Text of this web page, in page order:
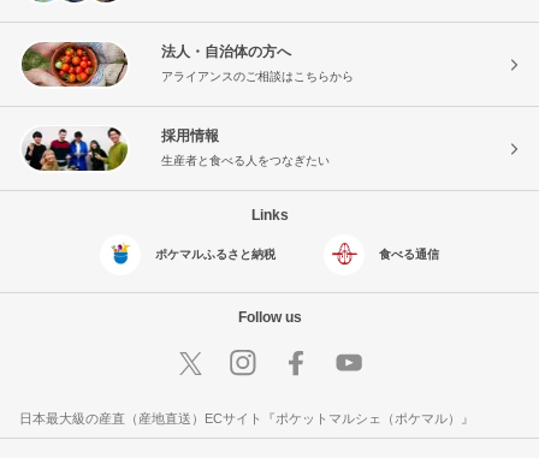
法人・自治体の方へ
アライアンスのご相談はこちらから
採用情報
生産者と食べる人をつなぎたい
Links
ポケマルふるさと納税 食べる通信
Follow us
日本最大級の産直（産地直送）ECサイト『ポケットマルシェ（ポケマル）』